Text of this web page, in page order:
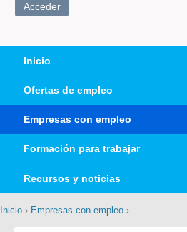
Acceder
Inicio
Ofertas de empleo
Empresas con empleo
Formación para trabajar
Recursos y noticias
Inicio › Empresas con empleo ›